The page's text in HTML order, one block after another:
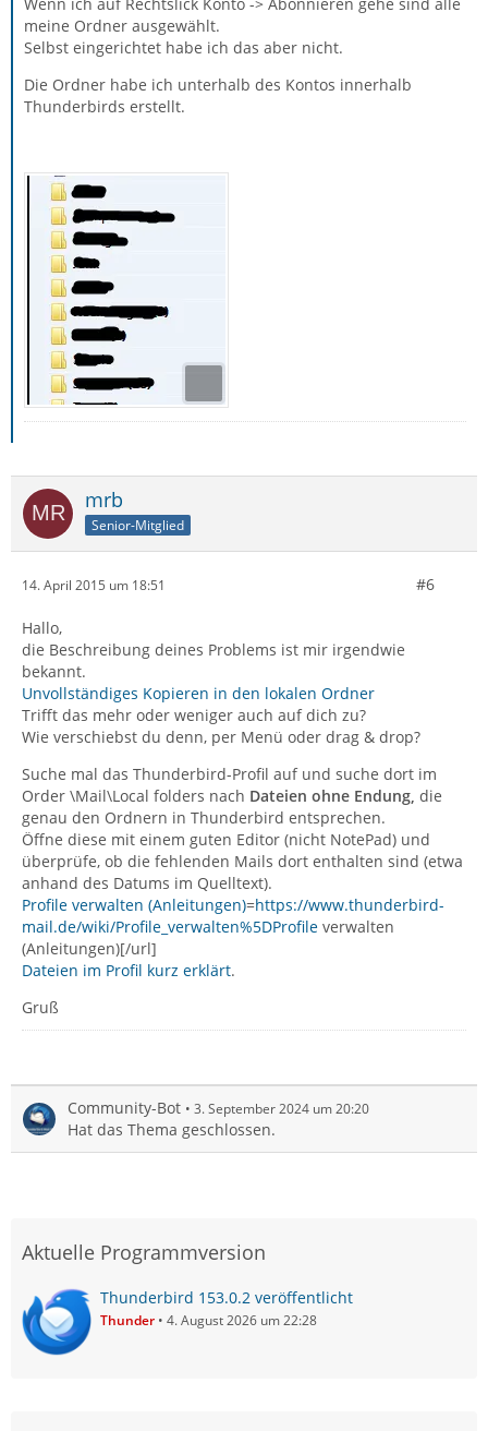
meine Ordner ausgewählt.
Selbst eingerichtet habe ich das aber nicht.
Die Ordner habe ich unterhalb des Kontos innerhalb
Thunderbirds erstellt.
mrb
Senior-Mitglied
14. April 2015 um 18:51 #6
Hallo,
die Beschreibung deines Problems ist mir irgendwie
bekannt.
Unvollständiges Kopieren in den lokalen Ordner
Trifft das mehr oder weniger auch auf dich zu?
Wie verschiebst du denn, per Menü oder drag & drop?
Suche mal das Thunderbird-Profil auf und suche dort im
Order \Mail\Local folders nach Dateien ohne Endung, die
genau den Ordnern in Thunderbird entsprechen.
Öffne diese mit einem guten Editor (nicht NotePad) und
überprüfe, ob die fehlenden Mails dort enthalten sind (etwa
anhand des Datums im Quelltext).
Profile verwalten (Anleitungen)=https://www.thunderbird-
mail.de/wiki/Profile_verwalten%5DProfile verwalten
(Anleitungen)[/url]
Dateien im Profil kurz erklärt.
Gruß
Community-Bot 3. September 2024 um 20:20
Hat das Thema geschlossen.
Aktuelle Programmversion
Thunderbird 153.0.2 veröffentlicht
Thunder 4. August 2026 um 22:28